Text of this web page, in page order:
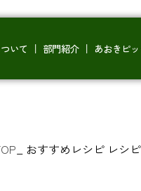
いて 部門紹介 あおきピ
おすすめレシピ レシ